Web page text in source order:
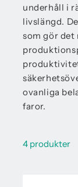
underhåll i
livslängd.
som gör
ovanliga
faror.
4 produkter